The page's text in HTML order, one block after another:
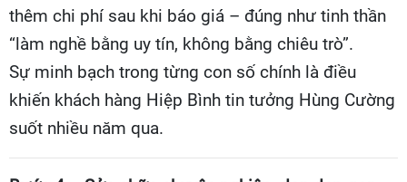
thêm chi phí sau khi báo giá – đúng như tinh thần
“làm nghề bằng uy tín, không bằng chiêu trò”.
Sự minh bạch trong từng con số chính là điều
khiến khách hàng Hiệp Bình tin tưởng Hùng Cường
suốt nhiều năm qua.